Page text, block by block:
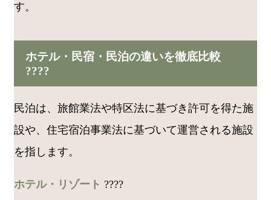
す。
ホテル・民宿・民泊の違いを徹底比較
????
民泊は、旅館業法や特区法に基づき許可を得た施
設や、住宅宿泊事業法に基づいて運営される施設
を指します。
ホテル・リゾート ????